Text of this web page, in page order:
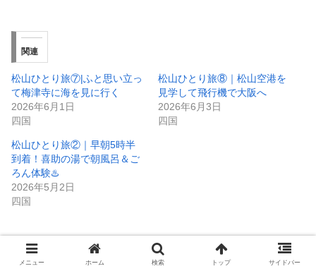
関連
松山ひとり旅⑦|ふと思い立っ
て梅津寺に海を見に行く
2026年6月1日
四国
松山ひとり旅⑧｜松山空港を
見学して飛行機で大阪へ
2026年6月3日
四国
松山ひとり旅②｜早朝5時半
到着！喜助の湯で朝風呂＆ご
ろん体験♨️
2026年5月2日
四国
メニュー ホーム 検索 トップ サイドバー